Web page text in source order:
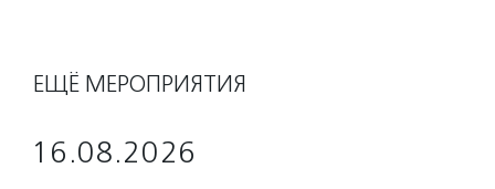
ЕЩЁ МЕРОПРИЯТИЯ
16.08.2026